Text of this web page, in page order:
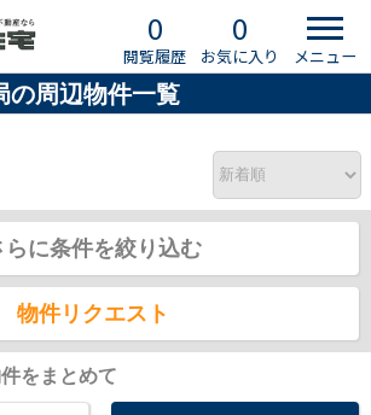
0
閲覧履歴
0
お気に入り メニュー
の周辺物件一覧
らに条件を絞り込む
物件リクエスト
をまとめて